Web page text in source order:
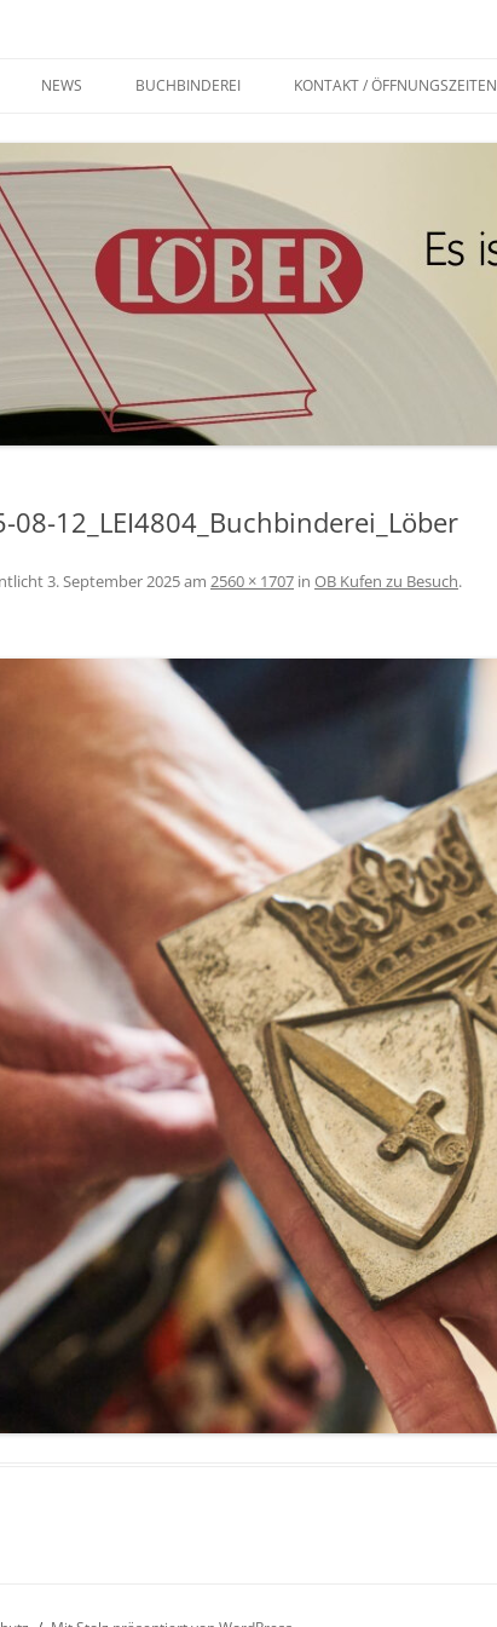
NEWS BUCHBINDEREI KONTAKT / ÖFFNUNGSZEITEN
08-12_LEI4804_Buchbinderei_Löber
3. September 2025am 2560 × 1707 in OB Kufen zu Besuch.